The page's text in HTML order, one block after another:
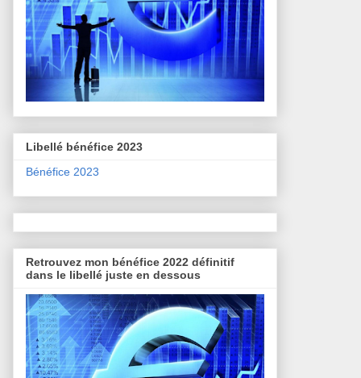
Libellé bénéfice 2023
Bénéfice 2023
Retrouvez mon bénéfice 2022 définitif
dans le libellé juste en dessous